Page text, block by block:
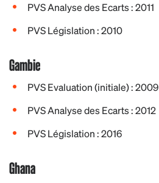
PVS Analyse des Ecarts : 2011
PVS Législation : 2010
Gambie
PVS Evaluation (initiale) : 2009
PVS Analyse des Ecarts : 2012
PVS Législation : 2016
Ghana